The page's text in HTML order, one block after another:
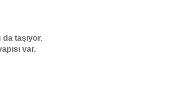
taşıyor.
var.